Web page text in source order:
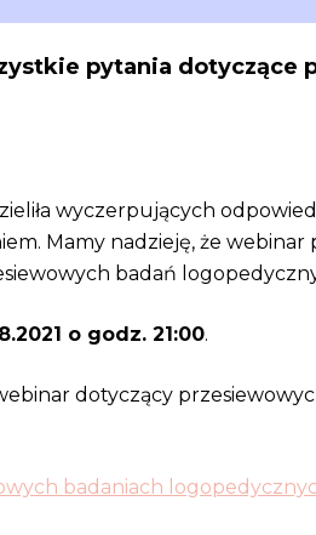
pytania dotyczące
wyczerpujących
Mamy nadzieję, że webinar
badań
o godz. 21:00.
dotyczący
badaniach